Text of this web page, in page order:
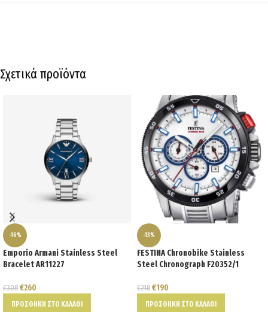
Σχετικά προϊόντα
-16%
Emporio Armani Stainless Steel
Bracelet AR11227
€308 €260
ΠΡΟΣΘΉΚΗ ΣΤΟ ΚΑΛΆΘΙ
-13%
FESTINA Chronobike Stainless
Steel Chronograph F20352/1
€218 €190
ΠΡΟΣΘΉΚΗ ΣΤΟ ΚΑΛΆΘΙ